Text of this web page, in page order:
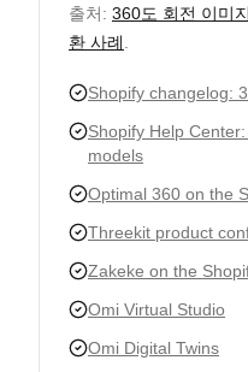
출처: 360도 회전 이미
환 사례
Shopify changelog:
Shopify Help
models
Optimal 360 on the
Threekit product
Zakeke on the
Omi Virtual Studio
Omi Digital Twins